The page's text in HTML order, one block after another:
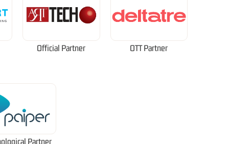
Official Partner OTT Partner
Partner